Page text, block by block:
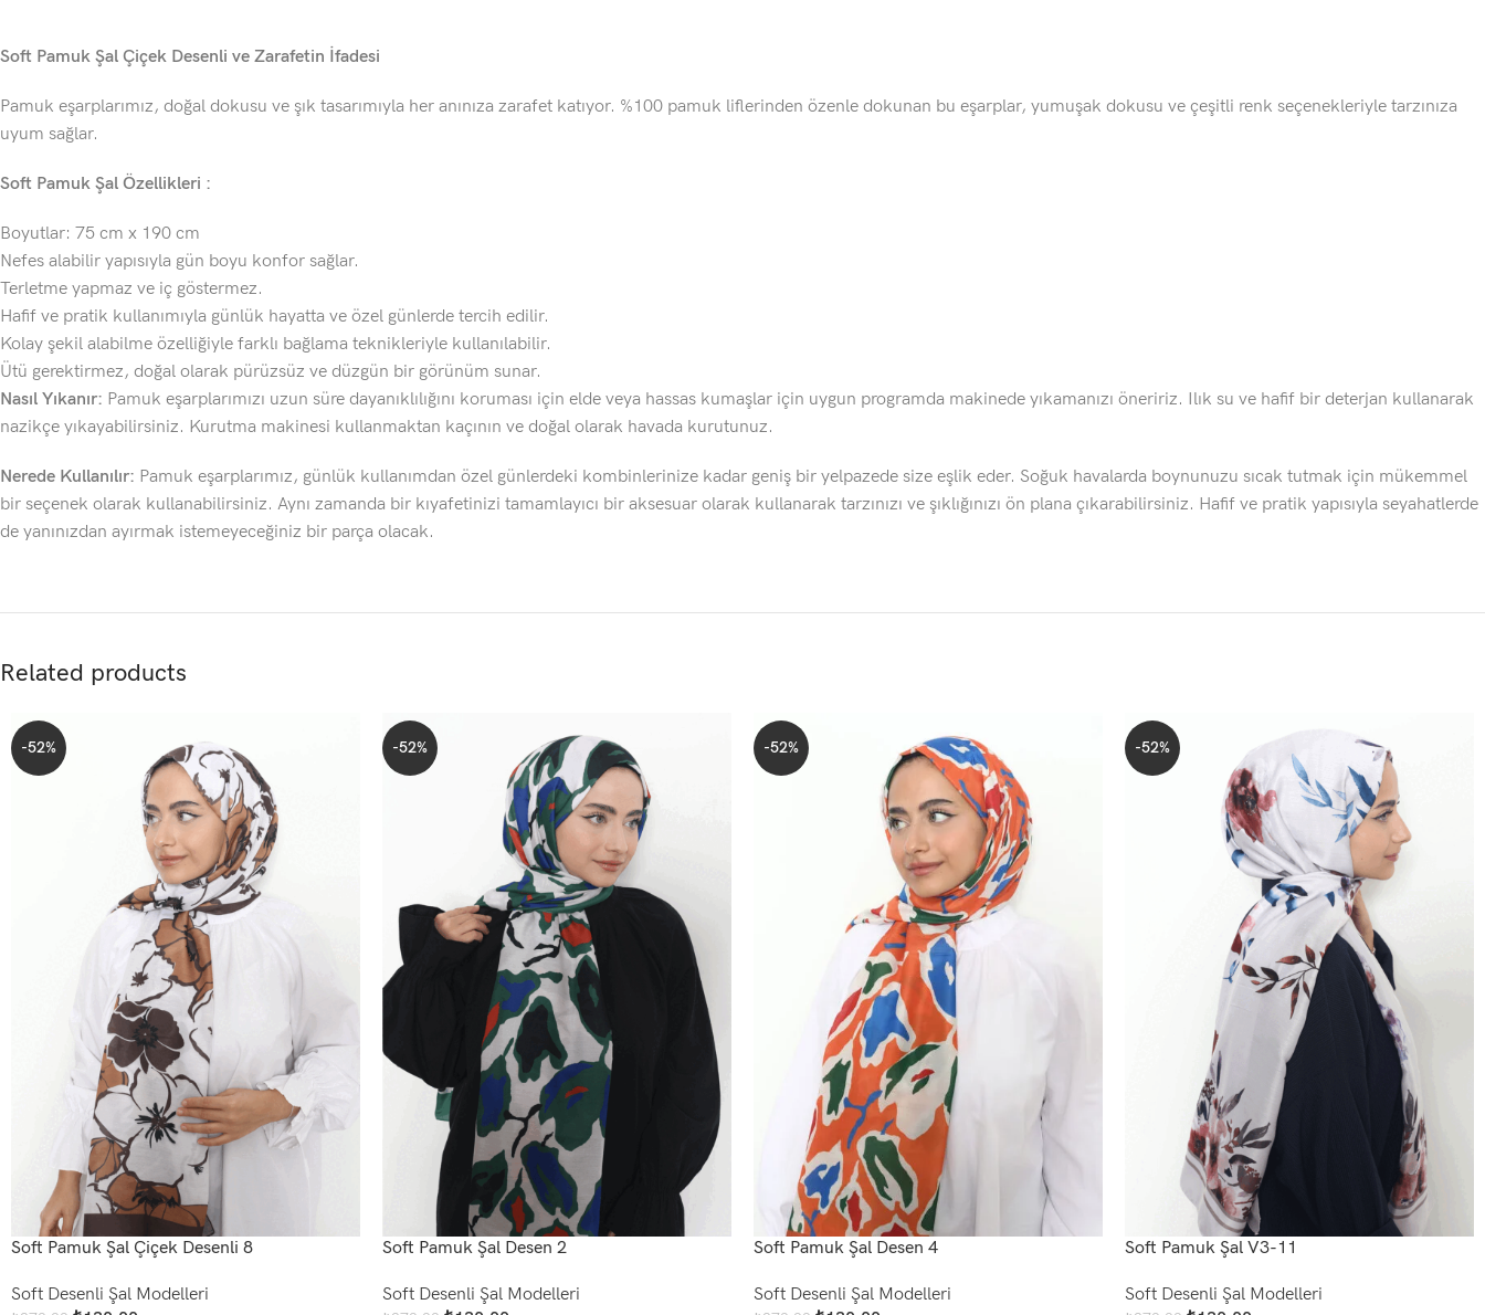
Soft Pamuk Şal Çiçek Desenli ve Zarafetin İfadesi
Pamuk eşarplarımız, doğal dokusu ve şık tasarımıyla her anınıza zarafet katıyor. %100 pamuk liflerinden özenle dokunan bu eşarplar, yumuşak dokusu ve çeşitli renk seçenekleriyle tarzınıza
uyum sağlar.
Soft Pamuk Şal Özellikleri :
Boyutlar: 75 cm x 190 cm
Nefes alabilir yapısıyla gün boyu konfor sağlar.
Terletme yapmaz ve iç göstermez.
Hafif ve pratik kullanımıyla günlük hayatta ve özel günlerde tercih edilir.
Kolay şekil alabilme özelliğiyle farklı bağlama teknikleriyle kullanılabilir.
Ütü gerektirmez, doğal olarak pürüzsüz ve düzgün bir görünüm sunar.
Nasıl Yıkanır: Pamuk eşarplarımızı uzun süre dayanıklılığını koruması için elde veya hassas kumaşlar için uygun programda makinede yıkamanızı öneririz. Ilık su ve hafif bir deterjan kullanarak
nazikçe yıkayabilirsiniz. Kurutma makinesi kullanmaktan kaçının ve doğal olarak havada kurutunuz.
Nerede Kullanılır: Pamuk eşarplarımız, günlük kullanımdan özel günlerdeki kombinlerinize kadar geniş bir yelpazede size eşlik eder. Soğuk havalarda boynunuzu sıcak tutmak için mükemmel
bir seçenek olarak kullanabilirsiniz. Aynı zamanda bir kıyafetinizi tamamlayıcı bir aksesuar olarak kullanarak tarzınızı ve şıklığınızı ön plana çıkarabilirsiniz. Hafif ve pratik yapısıyla seyahatlerde
de yanınızdan ayırmak istemeyeceğiniz bir parça olacak.
Related products
-52%
Soft Pamuk Şal Çiçek Desenli 8
Soft Desenli Şal Modelleri
-52%
Soft Pamuk Şal Desen 2
Soft Desenli Şal Modelleri
-52%
Soft Pamuk Şal Desen 4
Soft Desenli Şal Modelleri
-52%
Soft Pamuk Şal V3-11
Soft Desenli Şal Modelleri